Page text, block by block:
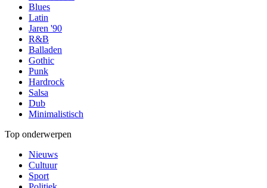
Blues
Latin
Jaren '90
R&B
Balladen
Gothic
Punk
Hardrock
Salsa
Dub
Minimalistisch
Top onderwerpen
Nieuws
Cultuur
Sport